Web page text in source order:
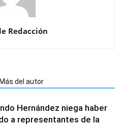
Redacción
Más del autor
Hernández niega haber
a representantes de la